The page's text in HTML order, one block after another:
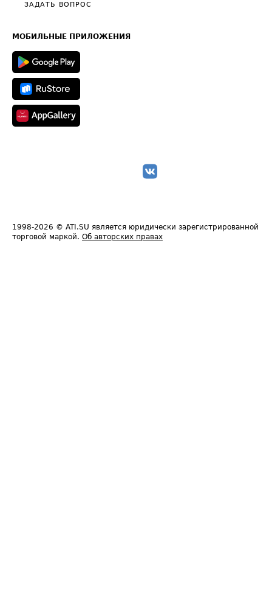
Общие положения
Техническая информация
ЗАДАТЬ ВОПРОС
МОБИЛЬНЫЕ ПРИЛОЖЕНИЯ
1998-2026 © ATI.SU является юридически зарегистрированной
торговой маркой. Об авторских правах